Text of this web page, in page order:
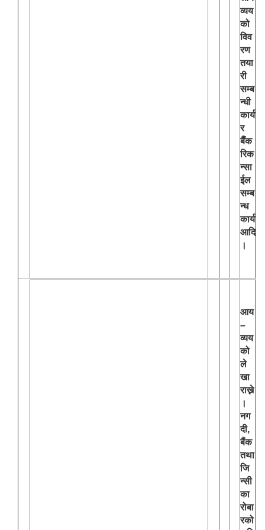
व्यय
को
विव
रण
तया
री
सम्ब
न्धी
कार्य
र
बैँक
रिक
न्सा
ईल
सम्ब
न्ध
कार्य
आदि
।
आय
–
व्यय
को
ले
खा
राख्ने
।
नग
दी,
बैंक
तथा
जि
न्सी
का
रोबा
रको